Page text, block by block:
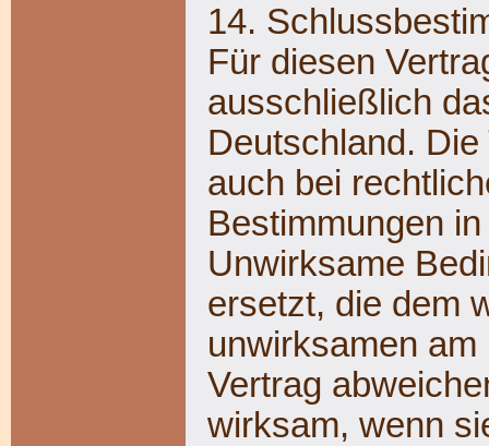
14.
Für diesen
ausschließlich
Deutschland.
auch bei
Bestimmungen
Unwirksame
ersetzt, die dem
unwirksamen
Vertrag
wirksam, wenn